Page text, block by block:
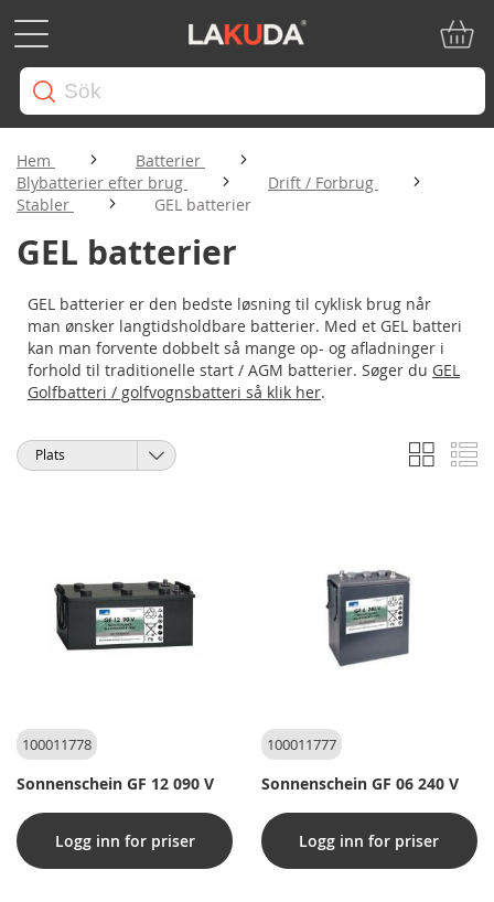
Hem
Batterier
Blybatterier efter brug
Drift / Forbrug
Stabler
GEL batterier
GEL batterier
GEL batterier er den bedste løsning til cyklisk brug når
man ønsker langtidsholdbare batterier. Med et GEL batteri
kan man forvente dobbelt så mange op- og afladninger i
forhold til traditionelle start / AGM batterier. Søger du GEL
Golfbatteri / golfvognsbatteri så klik her.
Visa
som
Rutnät
Sortera
100011778
Sonnenschein GF 12 090 V
Logg inn for priser
100011777
Sonnenschein GF 06 240 V
Logg inn for priser